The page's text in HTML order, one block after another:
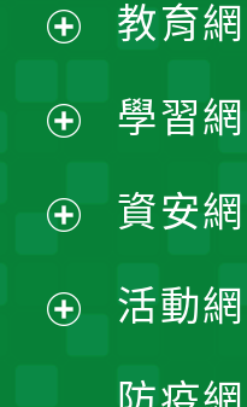
選
單
開
選
單
開
選
單
開
選
開
教育
學習
資安
活動